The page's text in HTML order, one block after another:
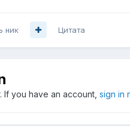
ник Цитата
you have an account, sign in